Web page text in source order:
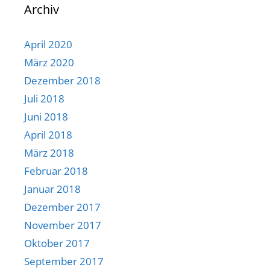
Archiv
April 2020
März 2020
Dezember 2018
Juli 2018
Juni 2018
April 2018
März 2018
Februar 2018
Januar 2018
Dezember 2017
November 2017
Oktober 2017
September 2017